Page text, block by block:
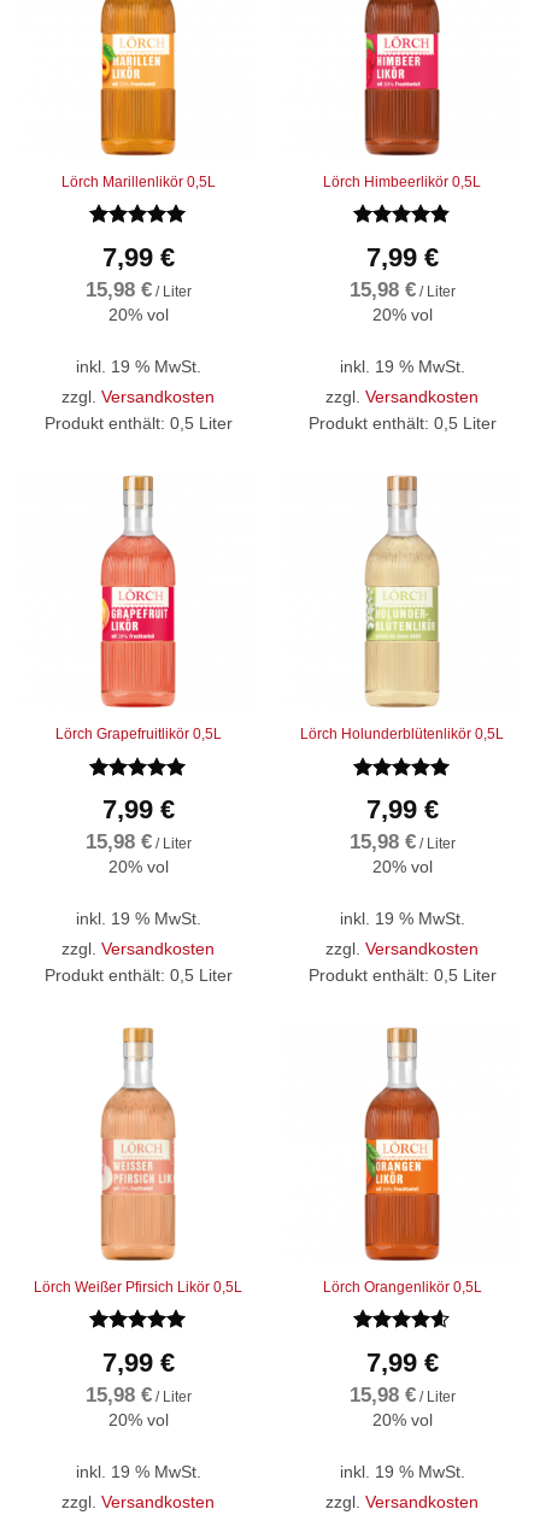
Lörch Marillenlikör 0,5L
mit4.92
von 5
7,99 €
15,98 €/ Liter
20% vol
inkl. 19 % MwSt.
zzgl. Versandkosten
Produkt enthält: 0,5 Liter
Lörch Himbeerlikör 0,5L
mit4.83
von 5
7,99 €
15,98 €/ Liter
20% vol
inkl. 19 % MwSt.
zzgl. Versandkosten
Produkt enthält: 0,5 Liter
Lörch Grapefruitlikör 0,5L
mit5von
5
7,99 €
15,98 €/ Liter
20% vol
inkl. 19 % MwSt.
zzgl. Versandkosten
Produkt enthält: 0,5 Liter
Lörch Holunderblütenlikör 0,5L
mit5von
5
7,99 €
15,98 €/ Liter
20% vol
inkl. 19 % MwSt.
zzgl. Versandkosten
Produkt enthält: 0,5 Liter
Lörch Weißer Pfirsich Likör 0,5L
mit5von
5
7,99 €
15,98 €/ Liter
20% vol
inkl. 19 % MwSt.
zzgl. Versandkosten
Lörch Orangenlikör 0,5L
mit4.57
von 5
7,99 €
15,98 €/ Liter
20% vol
inkl. 19 % MwSt.
zzgl. Versandkosten